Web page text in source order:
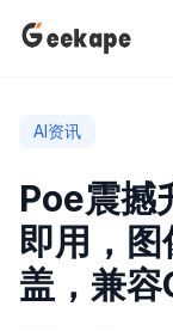
AI资讯
Poe震撼
即用，
盖，兼容